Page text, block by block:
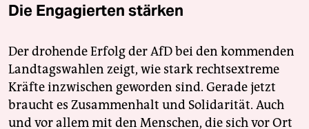
Die Engagierten stärken
Der drohende Erfolg der AfD bei den kommenden
Landtagswahlen zeigt, wie stark rechtsextreme
Kräfte inzwischen geworden sind. Gerade jetzt
braucht es Zusammenhalt und Solidarität. Auch
und vor allem mit den Menschen, die sich vor Ort